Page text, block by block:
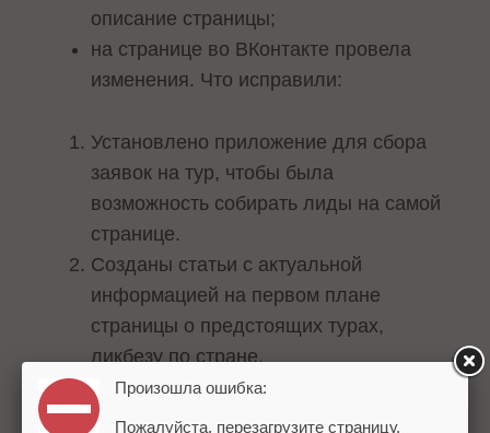
описание страницы;
на странице во ВКонтакте провела
изменения. Что исправили:
Установлено приложение для сбора
заявок на тур, чтобы была
возможность собирать лиды на самой
странице.
Созданы статьи с актуальной
информацией на первом плане
страницы о предстоящих турах,
ликбезу по стране.
Раздел «Обсуждения» с такими
важными темами как: «Отзывы»,
Произошла ошибка:
Пожалуйста, перезагрузите страницу.